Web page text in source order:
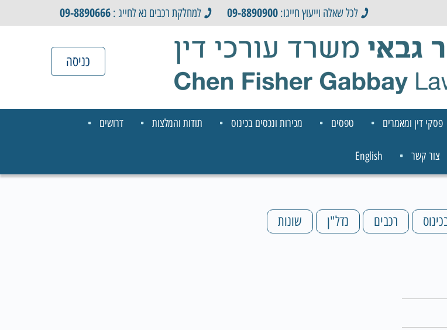
לכל שאלה וייעוץ חייגו: 09-8890900 למחלקת רכבים נא לחייג : 09-8890666
כניסה
פסקי דין ומאמרים טפסים מכירות ונכסים בכינוס תודות והמלצות דרושים
צור קשר English
רכבים נדל"ן שונות